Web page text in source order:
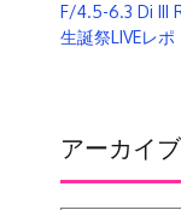
F/4.5-6.3 Di III
生誕祭LIVEレポ
アーカイブ